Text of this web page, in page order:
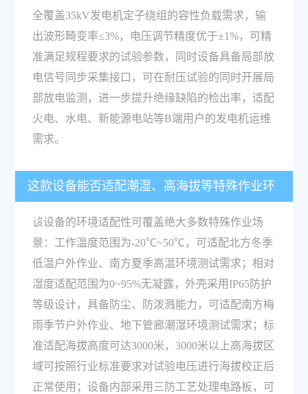
全覆盖35kV发电机定子绕组的容性负载需求，输
出波形畸变率≤3%，电压调节精度优于±1%，可精
准满足规程要求的试验参数，同时设备具备局部放
电信号同步采集接口，可在耐压试验的同时开展局
部放电监测，进一步提升绝缘缺陷的检出率，适配
火电、水电、新能源电站等B端用户的发电机运维
需求。
这款设备能否适配潮湿、高海拔等特殊作业环
境？
该设备的环境适配性可覆盖绝大多数特殊作业场
景：工作温度范围为-20℃~50℃，可适配北方冬季
低温户外作业、南方夏季高温环境测试需求；相对
湿度适配范围为0~95%无凝露，外壳采用IP65防护
等级设计，具备防尘、防泼溅能力，可适配南方梅
雨季节户外作业、地下管廊潮湿环境测试需求；标
准适配海拔高度可达3000米，3000米以上高海拔区
域可按照行业标准要求对试验电压进行海拔校正后
正常使用；设备内部采用三防工艺处理电路板，可